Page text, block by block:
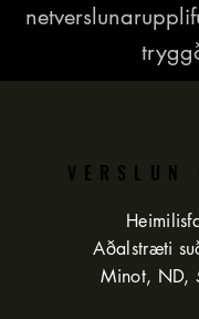
VERSLUN
Aðalstræti
Minot, ND,